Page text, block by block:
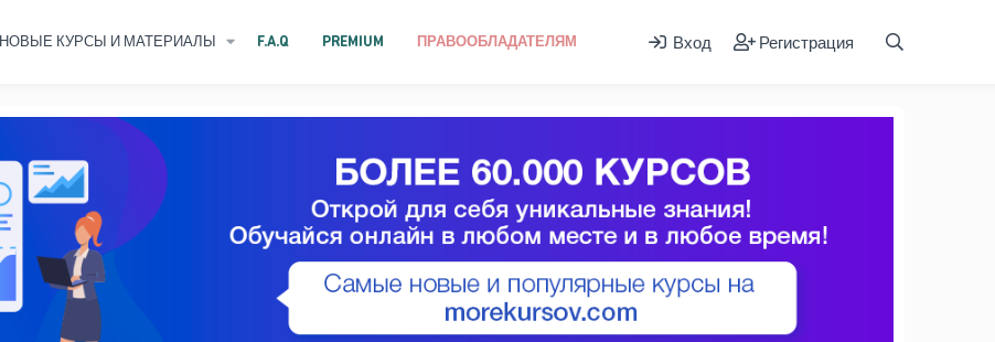
НОВЫЕ КУРСЫ И МАТЕРИАЛЫ F.A.Q PREMIUM ПРАВООБЛАДАТЕЛЯМ Вход Регистрация